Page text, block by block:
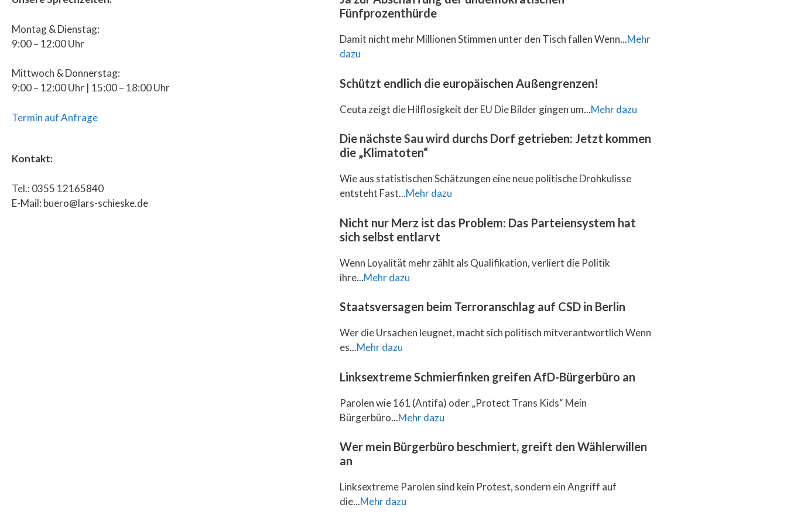
Montag & Dienstag:
9:00 – 12:00 Uhr
Mittwoch & Donnerstag:
9:00 – 12:00 Uhr | 15:00 – 18:00 Uhr
Termin auf Anfrage
Kontakt:
Tel.: 0355 12165840
E-Mail: buero@lars-schieske.de
Fünfprozenthürde
Damit nicht mehr Millionen Stimmen unter den Tisch fallen Wenn...Mehr
dazu
Schützt endlich die europäischen Außengrenzen!
Ceuta zeigt die Hilflosigkeit der EU Die Bilder gingen um...Mehr dazu
Die nächste Sau wird durchs Dorf getrieben: Jetzt kommen
die „Klimatoten“
Wie aus statistischen Schätzungen eine neue politische Drohkulisse
entsteht Fast...Mehr dazu
Nicht nur Merz ist das Problem: Das Parteiensystem hat
sich selbst entlarvt
Wenn Loyalität mehr zählt als Qualifikation, verliert die Politik
ihre...Mehr dazu
Staatsversagen beim Terroranschlag auf CSD in Berlin
Wer die Ursachen leugnet, macht sich politisch mitverantwortlich Wenn
es...Mehr dazu
Linksextreme Schmierfinken greifen AfD-Bürgerbüro an
Parolen wie 161 (Antifa) oder „Protect Trans Kids“ Mein
Bürgerbüro...Mehr dazu
Wer mein Bürgerbüro beschmiert, greift den Wählerwillen
an
Linksextreme Parolen sind kein Protest, sondern ein Angriff auf
die...Mehr dazu